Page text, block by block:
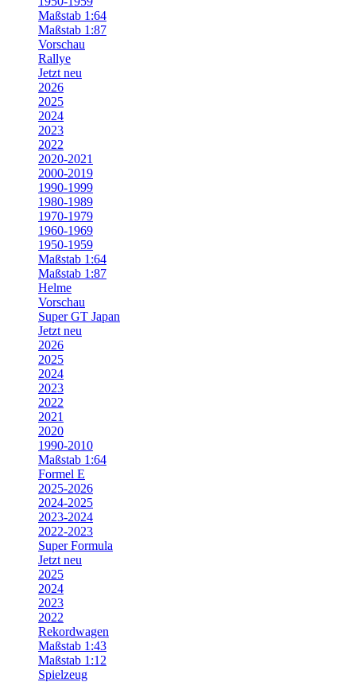
Maßstab 1:64
Maßstab 1:87
Vorschau
Rallye
Jetzt neu
2026
2025
2024
2023
2022
2020-2021
2000-2019
1990-1999
1980-1989
1970-1979
1960-1969
1950-1959
Maßstab 1:64
Maßstab 1:87
Helme
Vorschau
Super GT Japan
Jetzt neu
2026
2025
2024
2023
2022
2021
2020
1990-2010
Maßstab 1:64
Formel E
2025-2026
2024-2025
2023-2024
2022-2023
Super Formula
Jetzt neu
2025
2024
2023
2022
Rekordwagen
Maßstab 1:43
Maßstab 1:12
Spielzeug